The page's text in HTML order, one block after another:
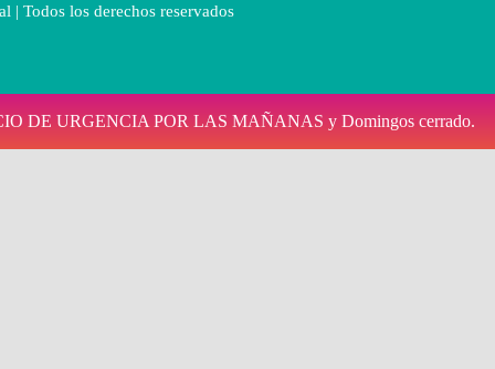
| Todos los derechos reservados
DE URGENCIA POR LAS MAÑANAS y Domingos cerrado.